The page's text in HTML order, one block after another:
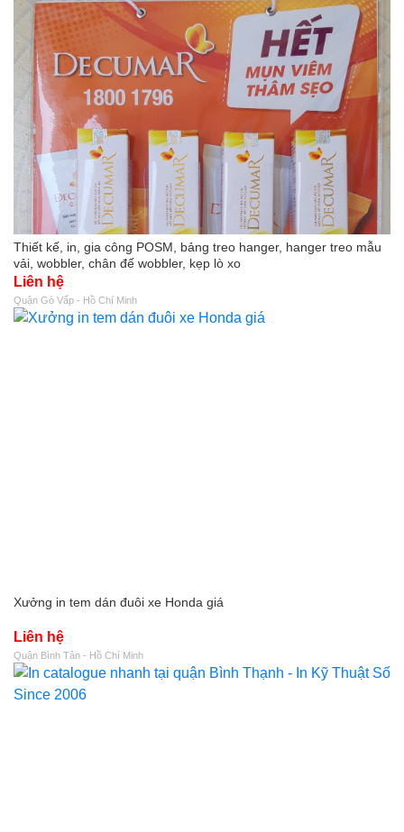
Thiết kế, in, gia công POSM, bảng treo hanger, hanger treo mẫu
vải, wobbler, chân đế wobbler, kẹp lò xo
Liên hệ
Quận Gò Vấp - Hồ Chí Minh
Xưởng in tem dán đuôi xe Honda giá
Liên hệ
Quận Bình Tân - Hồ Chí Minh